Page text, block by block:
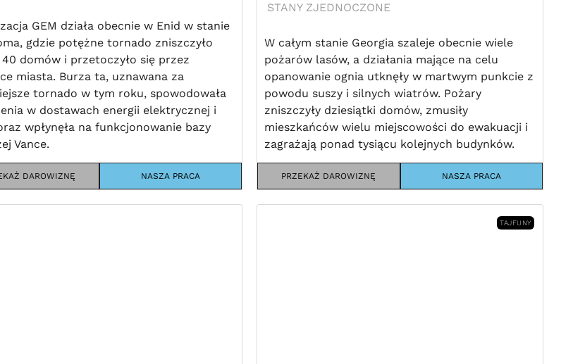
GEM działa obecnie w Enid w stanie
gdzie potężne tornado zniszczyło
domów i przetoczyło się przez
miasta. Burza ta, uznawana za
tornado w tym roku, spowodowała
w dostawach energii elektrycznej i
wpłynęła na funkcjonowanie bazy
Vance.
DAROWIZNĘ NASZA PRACA
STANY ZJEDNOCZONE
W całym stanie Georgia szaleje obecnie wiele
pożarów lasów, a działania mające na celu
opanowanie ognia utknęły w martwym punkcie z
powodu suszy i silnych wiatrów. Pożary
zniszczyły dziesiątki domów, zmusiły
mieszkańców wielu miejscowości do ewakuacji i
zagrażają ponad tysiącu kolejnych budynków.
PRZEKAŻ DAROWIZNĘ NASZA PRACA
TAJFUNY